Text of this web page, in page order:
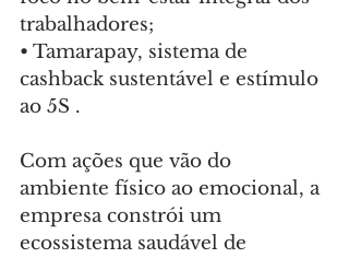
trabalhadores;
• Tamarapay, sistema de
cashback sustentável e estímulo
ao 5S .
Com ações que vão do
ambiente físico ao emocional, a
empresa constrói um
ecossistema saudável de